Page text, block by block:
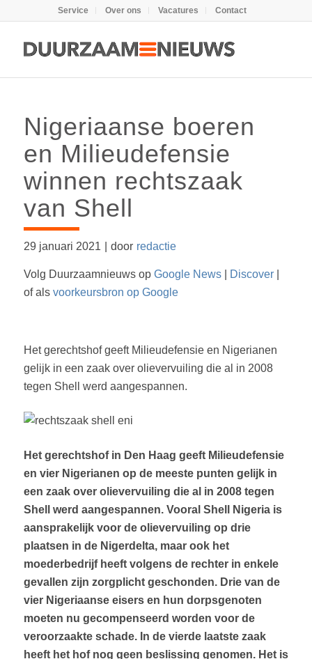
Service Over ons Vacatures Contact
Nigeriaanse boeren
en Milieudefensie
winnen rechtszaak
van Shell
29 januari 2021 door redactie
Volg Duurzaamnieuws op Google News| Discover|
of als voorkeursbron op Google
Het gerechtshof geeft Milieudefensie en Nigerianen
gelijk in een zaak over olievervuiling die al in 2008
tegen Shell werd aangespannen.
Het gerechtshof in Den Haag geeft Milieudefensie
en vier Nigerianen op de meeste punten gelijk in
een zaak over olievervuiling die al in 2008 tegen
Shell werd aangespannen. Vooral Shell Nigeria is
aansprakelijk voor de olievervuiling op drie
plaatsen in de Nigerdelta, maar ook het
moederbedrijf heeft volgens de rechter in enkele
gevallen zijn zorgplicht geschonden. Drie van de
vier Nigeriaanse eisers en hun dorpsgenoten
moeten nu gecompenseerd worden voor de
veroorzaakte schade. In de vierde laatste zaak
heeft het hof nog geen beslissing genomen. Het is